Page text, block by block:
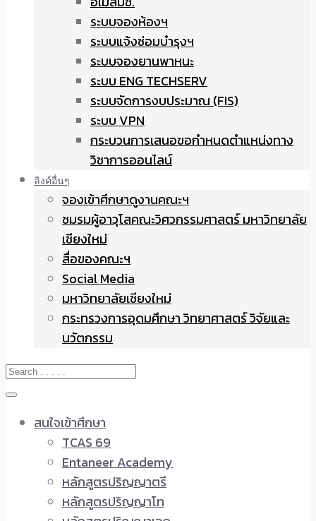
ระบบจองห้องฯ
ระบบแจ้งซ่อมบำรุงฯ
ระบบจองยานพาหนะ
ระบบ ENG TECHSERV
ระบบจัดการงบประมาณ (FIS)
ระบบ VPN
กระบวนการเสนอขอกำหนดตำแหน่งทาง
วิชาการออนไลน์
ลิงค์อื่นๆ
จองเข้าศึกษาดูงานคณะฯ
ชมรมผู้อาวุโสคณะวิศวกรรมศาสตร์ มหาวิทยาลัย
เชียงใหม่
สื่อของคณะฯ
Social Media
มหาวิทยาลัยเชียงใหม่
กระทรวงการอุดมศึกษา วิทยาศาสตร์ วิจัยและ
นวัตกรรม
สนใจเข้าศึกษา
TCAS 69
Entaneer Academy
หลักสูตรปริญญาตรี
หลักสูตรปริญญาโท